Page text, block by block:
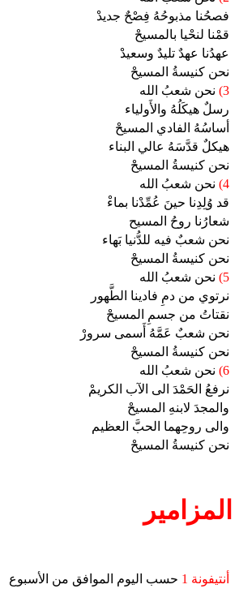
فصحُنا مذبوحُهُ فِصْحٌ جديدْ
قمْنا لنحْيا بالمسيحْ
عهدُنا عهدٌ تليدٌ وسعيدْ
نحن كنيسةُ المسيحْ
3) نحن شعبُ الله
رسلٌ هيكَلُهُ والأَولياء
أساسُهُ الفادي المسيحْ
هيكلٌ قدَّسَهُ عالي البناء
نحن كنيسةُ المسيحْ
4) نحن شعبُ الله
قد وُلِدِنا حينَ عُمِّدْنا بماءْ
شعارُنا روحُ المسيح
نحن شعبٌ فيه للدُّنيا بَهاء
نحن كنيسةُ المسيحْ
5)
نحن شعبُ الله
نرتوي من دمِ فادينا الطَّهور
نقتاتُ من جسمِ المسيحْ
نحن شعبٌ عَمَّهُ أَسمى سرورْ
نحن كنيسةُ المسيحْ
6) نحن شعبُ الله
نرفعُ الحَمْدَ الى الآب الكريمْ
والمجدَ لابنهِ المسيحْ
والى روحِهما الحبَّ العظيم
نحن كنيسةُ المسيحْ
المزامير
أنتيفونة 1 حسب اليوم الموافق من الأسبوع